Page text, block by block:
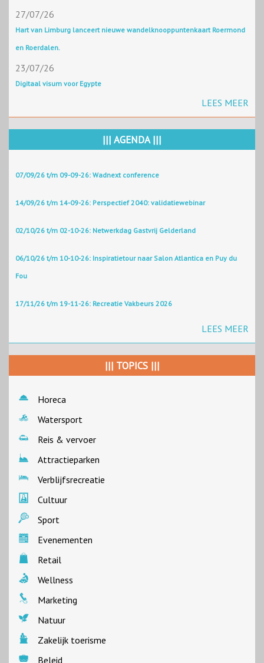
27/07/26
Hart van Limburg lanceert nieuwe wandelknooppuntenkaart Roermond
en Roerdalen.
23/07/26
Digitaal visum voor Egypte
LEES MEER
||| AGENDA |||
07/09/26 t/m 09-09-26: Wadnext conference
14/09/26 t/m 14-09-26: Perspectief 2040: validatiewebinar
02/10/26 t/m 02-10-26: Netwerkdag Gastvrij Gelderland
06/10/26 t/m 10-10-26: Inspiratietour naar Salon Atlantica en Puy du
Fou
17/11/26 t/m 19-11-26: Recreatie Vakbeurs 2026
LEES MEER
||| TOPICS |||
Horeca
Watersport
Reis & vervoer
Attractieparken
Verblijfsrecreatie
Cultuur
Sport
Evenementen
Retail
Wellness
Marketing
Natuur
Zakelijk toerisme
Beleid